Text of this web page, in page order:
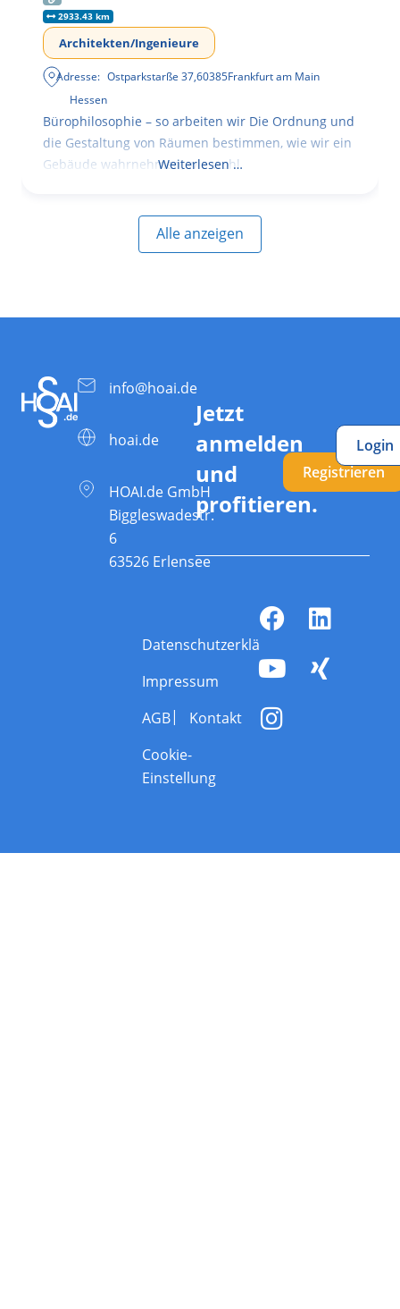
2933.43 km
Architekten/Ingenieure
Adresse: Ostparkstarße 37,60385Frankfurt am Main
Hessen
Bürophilosophie – so arbeiten wir Die Ordnung und
die Gestaltung von Räumen bestimmen, wie wir ein
Gebäude wahrnehmen, wie wohl
Weiterlesen …
Alle anzeigen
info@hoai.de
hoai.de
HOAI.de GmbH
Biggleswadestr.
6
63526 Erlensee
Jetzt
anmelden
und
profitieren.
Registrieren
Login
Datenschutzerklärung
Impressum
AGB
Kontakt
Cookie-
Einstellung